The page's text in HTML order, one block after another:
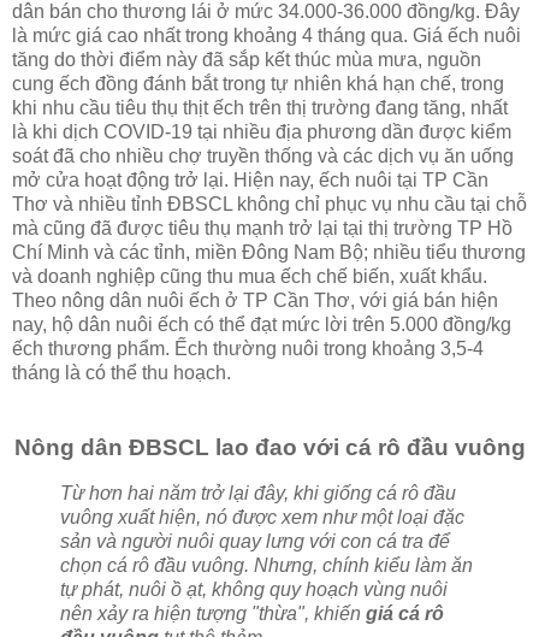
dân bán cho thương lái ở mức 34.000-36.000 đồng/kg. Ðây
là mức giá cao nhất trong khoảng 4 tháng qua. Giá ếch nuôi
tăng do thời điểm này đã sắp kết thúc mùa mưa, nguồn
cung ếch đồng đánh bắt trong tự nhiên khá hạn chế, trong
khi nhu cầu tiêu thụ thịt ếch trên thị trường đang tăng, nhất
là khi dịch COVID-19 tại nhiều địa phương dần được kiểm
soát đã cho nhiều chợ truyền thống và các dịch vụ ăn uống
mở cửa hoạt động trở lại. Hiện nay, ếch nuôi tại TP Cần
Thơ và nhiều tỉnh ÐBSCL không chỉ phục vụ nhu cầu tại chỗ
mà cũng đã được tiêu thụ mạnh trở lại tại thị trường TP Hồ
Chí Minh và các tỉnh, miền Ðông Nam Bộ; nhiều tiểu thương
và doanh nghiệp cũng thu mua ếch chế biến, xuất khẩu.
Theo nông dân nuôi ếch ở TP Cần Thơ, với giá bán hiện
nay, hộ dân nuôi ếch có thể đạt mức lời trên 5.000 đồng/kg
ếch thương phẩm. Ếch thường nuôi trong khoảng 3,5-4
tháng là có thể thu hoạch.
Nông dân ĐBSCL lao đao với cá rô đầu vuông
Từ hơn hai năm trở lại đây, khi giống cá rô đầu
vuông xuất hiện, nó được xem như một loại đặc
sản và người nuôi quay lưng với con cá tra để
chọn cá rô đầu vuông. Nhưng, chính kiểu làm ăn
tự phát, nuôi ồ ạt, không quy hoạch vùng nuôi
nên xảy ra hiện tượng "thừa", khiến giá cá rô